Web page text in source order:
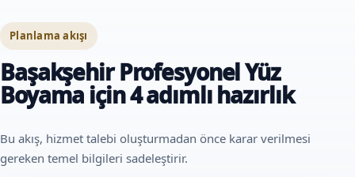
Planlama akışı
Başakşehir Profesyonel Yüz
Boyama için 4 adımlı hazırlık
Bu akış, hizmet talebi oluşturmadan önce karar verilmesi
gereken temel bilgileri sadeleştirir.